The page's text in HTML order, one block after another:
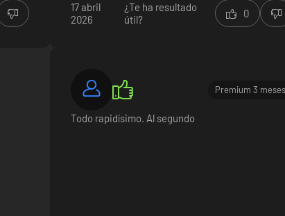
17 abril
2026
¿Te ha resultado
útil?
0
Premium 3 meses
Todo rapidísimo. Al segundo